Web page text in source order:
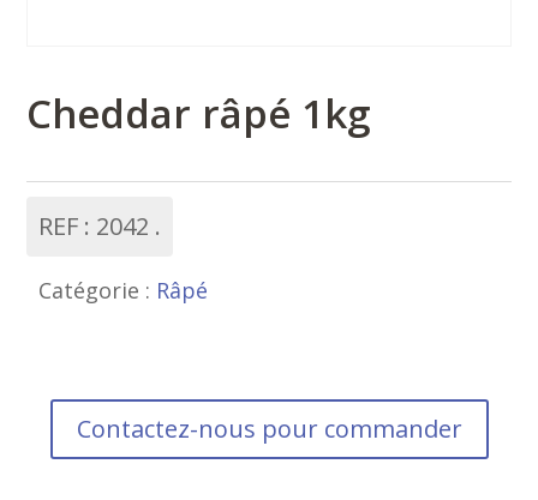
Cheddar râpé 1kg
REF : 2042
Catégorie : Râpé
Contactez-nous pour commander